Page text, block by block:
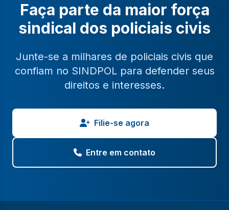
Faça parte da maior força
sindical dos policiais civis
Junte-se a milhares de policiais civis que
confiam no SINDPOL para defender seus
direitos e interesses.
Filie-se agora
Entre em contato